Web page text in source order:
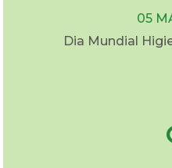
05
Dia Mundial